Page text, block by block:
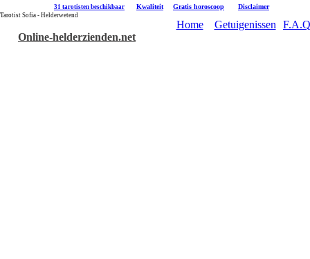
31 tarotisten beschikbaar Kwaliteit Gratis horoscoop Disclaimer
Tarotist Sofia - Helderwetend
Online-helderzienden.net
Home Getuigenissen